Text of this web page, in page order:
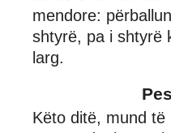
mendore:
shtyrë, pa i shtyrë
larg.
Këto ditë, mund të